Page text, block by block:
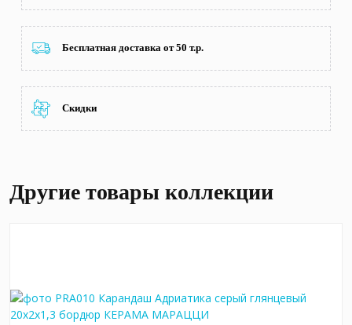
Бесплатная доставка от 50 т.р.
Скидки
Другие товары коллекции